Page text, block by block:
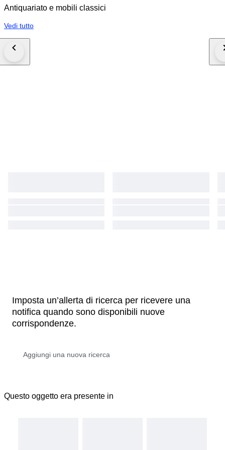
Antiquariato e mobili classici
Vedi tutto
Imposta un’allerta di ricerca per ricevere una
notifica quando sono disponibili nuove
corrispondenze.
Questo oggetto era presente in